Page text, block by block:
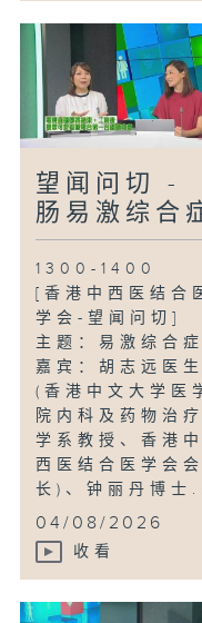
望闻问切 -
肠易激综合
1300-1400
[香港中西医结合
学会-望闻问切]
主题：易激综合症
嘉宾：胡志远医生
(香港中文大学医
院内科及药物治疗
学系教授、香港中
西医结合医学会会
长)、钟丽丹博士
04/08/2026
收看